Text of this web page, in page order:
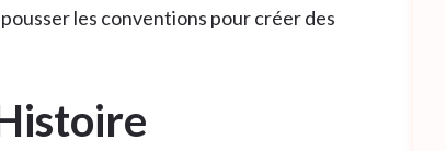
les conventions pour créer des